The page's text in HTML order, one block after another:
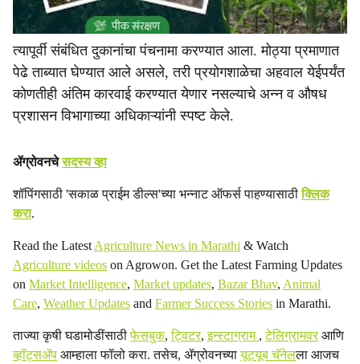
त्यापूर्वी संबंधित दुकानांचा पंचनामा करण्यात आला. मोठ्या प्रमाणात
पेढे ताब्यात घेण्यात आले असले, तरी प्रयोगशाळेचा अहवाल येईपर्यंत
कोणतीही अंतिम कारवाई करण्यात येणार नसल्याचे अन्न व औषध
प्रशासन विभागाच्या अधिकाऱ्यांनी स्पष्ट केले.
ॲग्रोवनचेसदस्य व्हा
शॉपिंगसाठी 'सकाळ प्राईम डील्स'च्या भन्नाट ऑफर्स पाहण्यासाठीक्लिक
करा.
Read the Latest Agriculture News in Marathi & Watch
Agriculture videos on Agrowon. Get the Latest Farming Updates
on Market Intelligence, Market updates, Bazar Bhav, Animal
Care, Weather Updates and Farmer Success Stories in Marathi.
ताज्या कृषी घडामोडींसाठीफेसबुक,ट्विटर,इन्स्टाग्राम ,टेलिग्रामवरआणि
व्हॉट्सॲप आम्हाला फॉलो करा. तसेच, ॲग्रोवनच्यायूट्यूब चॅनेलला आजच